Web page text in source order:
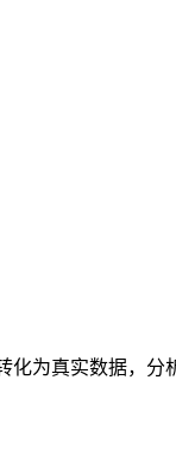
为真实数据，